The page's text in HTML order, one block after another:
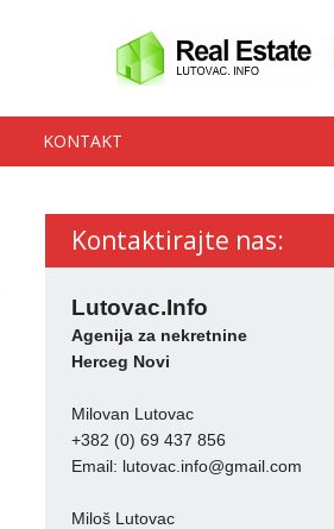
KONTAKT
Kontaktirajte nas:
Lutovac.Info
Agenija za nekretnine
Herceg Novi
Milovan Lutovac
+382 (0) 69 437 856
Email: lutovac.info@gmail.com
Miloš Lutovac